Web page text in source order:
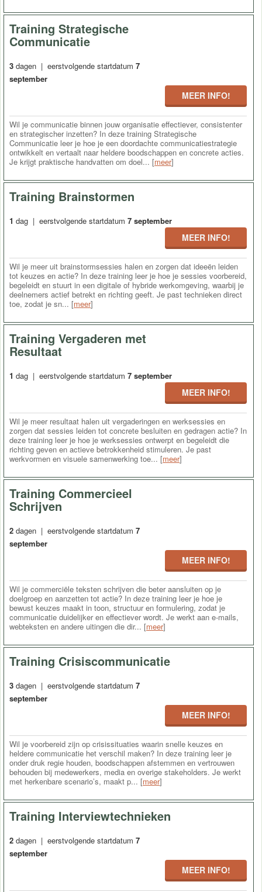
Training Strategische
Communicatie
3 dagen | eerstvolgende startdatum 7
september
MEER INFO!
Wil je communicatie binnen jouw organisatie effectiever, consistenter
en strategischer inzetten? In deze training Strategische
Communicatie leer je hoe je een doordachte communicatiestrategie
ontwikkelt en vertaalt naar heldere boodschappen en concrete acties.
Je krijgt praktische handvatten om doel... [meer]
Training Brainstormen
1 dag | eerstvolgende startdatum 7 september
MEER INFO!
Wil je meer uit brainstormsessies halen en zorgen dat ideeën leiden
tot keuzes en actie? In deze training leer je hoe je sessies voorbereid,
begeleidt en stuurt in een digitale of hybride werkomgeving, waarbij je
deelnemers actief betrekt en richting geeft. Je past technieken direct
toe, zodat je sn... [meer]
Training Vergaderen met
Resultaat
1 dag | eerstvolgende startdatum 7 september
MEER INFO!
Wil je meer resultaat halen uit vergaderingen en werksessies en
zorgen dat sessies leiden tot concrete besluiten en gedragen actie? In
deze training leer je hoe je werksessies ontwerpt en begeleidt die
richting geven en actieve betrokkenheid stimuleren. Je past
werkvormen en visuele samenwerking toe... [meer]
Training Commercieel
Schrijven
2 dagen | eerstvolgende startdatum 7
september
MEER INFO!
Wil je commerciële teksten schrijven die beter aansluiten op je
doelgroep en aanzetten tot actie? In deze training leer je hoe je
bewust keuzes maakt in toon, structuur en formulering, zodat je
communicatie duidelijker en effectiever wordt. Je werkt aan e-mails,
webteksten en andere uitingen die dir... [meer]
Training Crisiscommunicatie
3 dagen | eerstvolgende startdatum 7
september
MEER INFO!
Wil je voorbereid zijn op crisissituaties waarin snelle keuzes en
heldere communicatie het verschil maken? In deze training leer je
onder druk regie houden, boodschappen afstemmen en vertrouwen
behouden bij medewerkers, media en overige stakeholders. Je werkt
met herkenbare scenario’s, maakt p... [meer]
Training Interviewtechnieken
2 dagen | eerstvolgende startdatum 7
september
MEER INFO!